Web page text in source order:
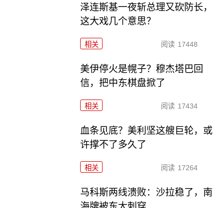
泽连斯基一夜斩总理又砍防长，
这大戏几个意思？
相关 阅读 17448
美伊停火是幌子？穆杰塔巴回
信，把中东棋盘掀了
相关 阅读 17434
血条见底？美利坚这艘巨轮，或
许撑不了多久了
相关 阅读 17264
马科斯两线溃败：沙拉稳了，南